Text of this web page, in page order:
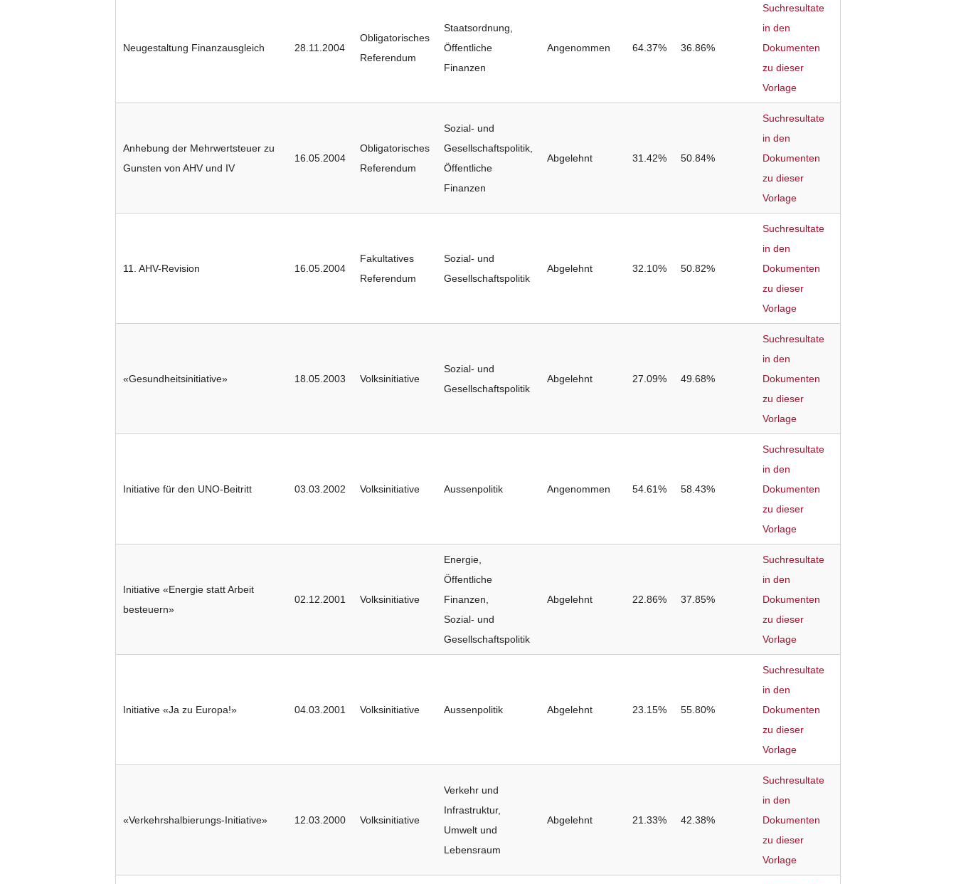
Neugestaltung Finanzausgleich 28.11.2004
Obligatorisches
Referendum
Staatsordnung,
Öffentliche
Finanzen
Angenommen 64.37% 36.86%
Suchresultate
in den
Dokumenten
zu dieser
Vorlage
Anhebung der Mehrwertsteuer zu
Gunsten von AHV und IV
16.05.2004
Obligatorisches
Referendum
Sozial- und
Gesellschaftspolitik,
Öffentliche
Finanzen
Abgelehnt 31.42% 50.84%
Suchresultate
in den
Dokumenten
zu dieser
Vorlage
11. AHV-Revision 16.05.2004
Fakultatives
Referendum
Sozial- und
Gesellschaftspolitik
Abgelehnt 32.10% 50.82%
Suchresultate
in den
Dokumenten
zu dieser
Vorlage
«Gesundheitsinitiative» 18.05.2003 Volksinitiative
Sozial- und
Gesellschaftspolitik
Abgelehnt 27.09% 49.68%
Suchresultate
in den
Dokumenten
zu dieser
Vorlage
Initiative für den UNO-Beitritt 03.03.2002 Volksinitiative Aussenpolitik Angenommen 54.61% 58.43%
Suchresultate
in den
Dokumenten
zu dieser
Vorlage
Initiative «Energie statt Arbeit
besteuern»
02.12.2001 Volksinitiative
Energie,
Öffentliche
Finanzen,
Sozial- und
Gesellschaftspolitik
Abgelehnt 22.86% 37.85%
Suchresultate
in den
Dokumenten
zu dieser
Vorlage
Initiative «Ja zu Europa!» 04.03.2001 Volksinitiative Aussenpolitik Abgelehnt 23.15% 55.80%
Suchresultate
in den
Dokumenten
zu dieser
Vorlage
«Verkehrshalbierungs-Initiative» 12.03.2000 Volksinitiative
Verkehr und
Infrastruktur,
Umwelt und
Lebensraum
Abgelehnt 21.33% 42.38%
Suchresultate
in den
Dokumenten
zu dieser
Vorlage